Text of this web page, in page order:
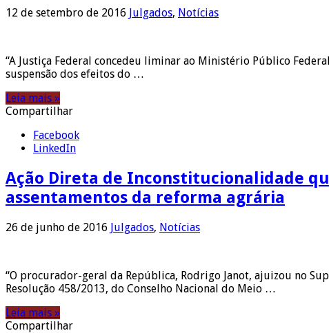
12 de setembro de 2016 Julgados, Notícias
“A Justiça Federal concedeu liminar ao Ministério Público
suspensão dos efeitos do …
Leia mais »
Compartilhar
Facebook
LinkedIn
Ação Direta de Inconstitucionalidade
assentamentos da reforma agrária
26 de junho de 2016 Julgados, Notícias
“O procurador-geral da República, Rodrigo Janot, ajuizou no
Resolução 458/2013, do Conselho Nacional do Meio …
Leia mais »
Compartilhar